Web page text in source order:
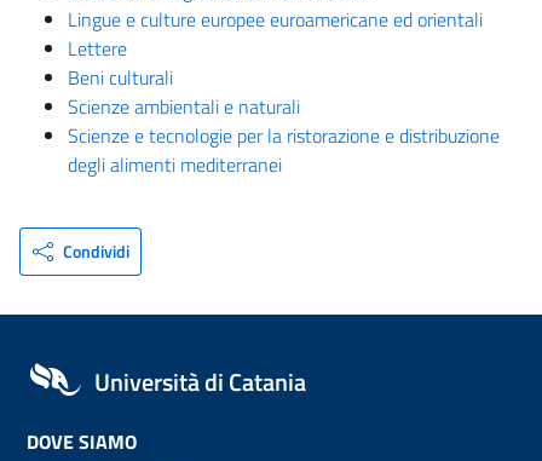
Lingue e culture europee euroamericane ed orientali
Lettere
Beni culturali
Scienze ambientali e naturali
Scienze e tecnologie per la ristorazione e distribuzione
degli alimenti mediterranei
Condividi
Università di Catania
DOVE SIAMO